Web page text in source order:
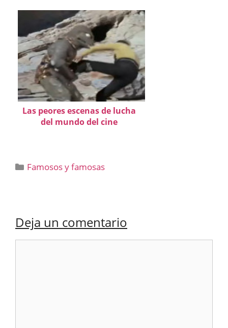
Las peores escenas de lucha
del mundo del cine
Categorías
Famosos y famosas
Deja un comentario